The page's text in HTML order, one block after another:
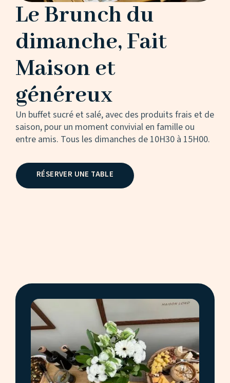
Le Brunch du
dimanche, Fait
Maison et
généreux
Un buffet sucré et salé, avec des produits frais et de
saison, pour un moment convivial en famille ou
entre amis. Tous les dimanches de 10H30 à 15H00.
RÉSERVER UNE TABLE